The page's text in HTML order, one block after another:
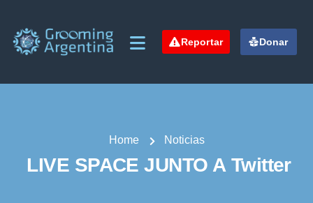
Reportar Donar
Home Noticias
LIVE SPACE JUNTO A Twitter